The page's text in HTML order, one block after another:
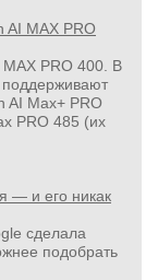
AI MAX PRO
MAX PRO 400. В
Max+ PRO
PRO 485 (их
— и его никак
сделала
подобрать